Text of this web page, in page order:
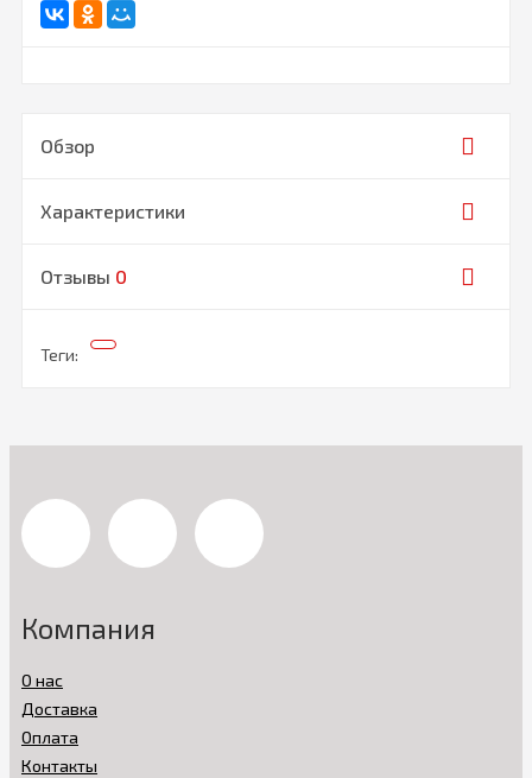
Обзор
Характеристики
Отзывы 0
Теги:
Компания
О нас
Доставка
Оплата
Контакты